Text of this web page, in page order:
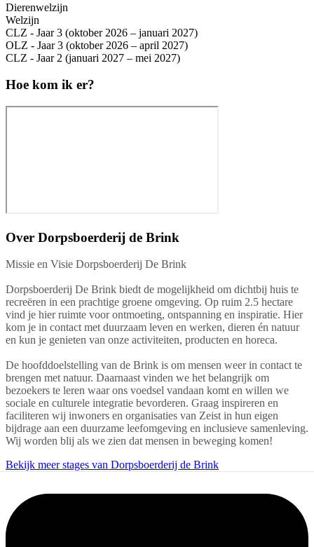
Dierenwelzijn
Welzijn
CLZ - Jaar 3 (oktober 2026 – januari 2027)
OLZ - Jaar 3 (oktober 2026 – april 2027)
CLZ - Jaar 2 (januari 2027 – mei 2027)
Hoe kom ik er?
Over Dorpsboerderij de Brink
Missie en Visie Dorpsboerderij De Brink
Dorpsboerderij De Brink biedt de mogelijkheid om dichtbij huis te
recreëren in een prachtige groene omgeving. Op ruim 2.5 hectare
vind je hier ruimte voor ontmoeting, ontspanning en inspiratie. Hier
kom je in contact met duurzaam leven en werken, dieren én natuur
en kun je genieten van onze activiteiten, producten en horeca.
De hoofddoelstelling van de Brink is om mensen weer in contact te
brengen met natuur. Daarnaast vinden we het belangrijk om
bezoekers te leren waar ons voedsel vandaan komt en willen we
sociale en culturele integratie bevorderen. Graag inspireren en
faciliteren wij inwoners en organisaties van Zeist in hun eigen
bijdrage aan een duurzame leefomgeving en inclusieve samenleving.
Wij worden blij als we zien dat mensen in beweging komen!
Bekijk meer stages van Dorpsboerderij de Brink